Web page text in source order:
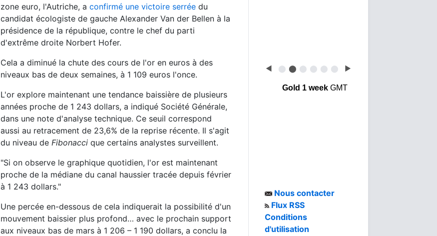
zone euro, l'Autriche, a confirmé une victoire serrée du
candidat écologiste de gauche Alexander Van der Bellen à la
présidence de la république, contre le chef du parti
d'extrême droite Norbert Hofer.
Cela a diminué la chute des cours de l'or en euros à des
niveaux bas de deux semaines, à 1 109 euros l'once.
L'or explore maintenant une tendance baissière de plusieurs
années proche de 1 243 dollars, a indiqué Société Générale,
dans une note d'analyse technique. Ce seuil correspond
aussi au retracement de 23,6% de la reprise récente. Il s'agit
du niveau de Fibonacci que certains analystes surveillent.
"Si on observe le graphique quotidien, l'or est maintenant
proche de la médiane du canal haussier tracée depuis février
à 1 243 dollars."
Une percée en-dessous de cela indiquerait la possibilité d'un
mouvement baissier plus profond… avec le prochain support
aux niveaux bas de mars à 1 206 – 1 190 dollars, a conclu la
◀ ⬤ ⬤ ⬤ ⬤ ⬤ ⬤ ▶
Gold 1 weekGMT
Nous contacter
Flux RSS
Conditions
d'utilisation